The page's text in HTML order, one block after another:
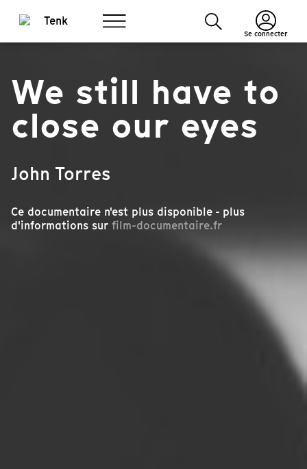
Se connecter
We still have to
close our eyes
John Torres
Ce documentaire n'est plus disponible - plus
d'informations sur film-documentaire.fr